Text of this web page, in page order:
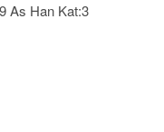
As Han Kat:3